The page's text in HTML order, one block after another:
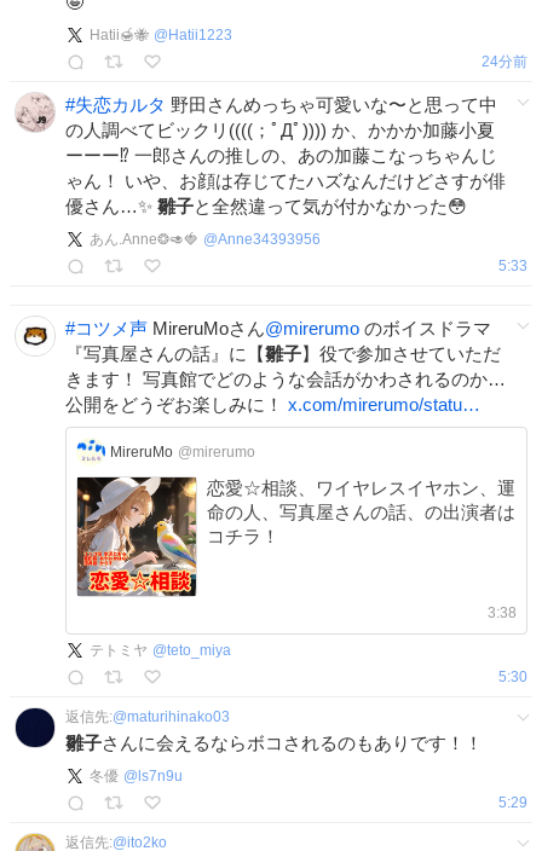
Hatii🍯🐝 @ Hatii1223
24分前
#失恋カルタ 野田さんめっちゃ可愛いな〜と思って中
の人調べてビックリ((((；ﾟДﾟ)))) か、かかか加藤小夏
ーーー⁉️ 一郎さんの推しの、あの加藤こなっちゃんじ
ゃん！ いや、お顔は存じてたハズなんだけどさすが俳
優さん…✨ 雛子と全然違って気が付かなかった😳
あん.Anne❂🥑🍓 @Anne34393956
5:33
#コツメ声 MireruMoさん@mirerumo のボイスドラマ
『写真屋さんの話』に【雛子】役で参加させていただ
きます！ 写真館でどのような会話がかわされるのか…
公開をどうぞお楽しみに！ x.com/mirerumo/statu…
MireruMo @mirerumo
恋愛☆相談、ワイヤレスイヤホン、運
命の人、写真屋さんの話、の出演者は
コチラ！
3:38
テトミヤ @teto_miya
5:30
返信先:@maturihinako03
雛子さんに会えるならボコされるのもありです！！
冬優 @ ls7n9u
5:29
返信先:@ito2ko